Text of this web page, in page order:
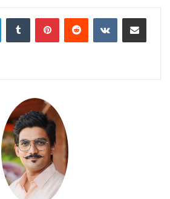
LinkedInTumblr PinterestReddit VKontakteShare via Email